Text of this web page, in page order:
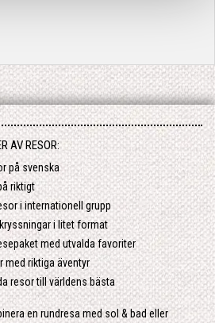
AV RESOR:
på svenska
riktigt
i internationell grupp
i litet format
med utvalda favoriter
med riktiga äventyr
resor till världens bästa
en rundresa med sol & bad eller